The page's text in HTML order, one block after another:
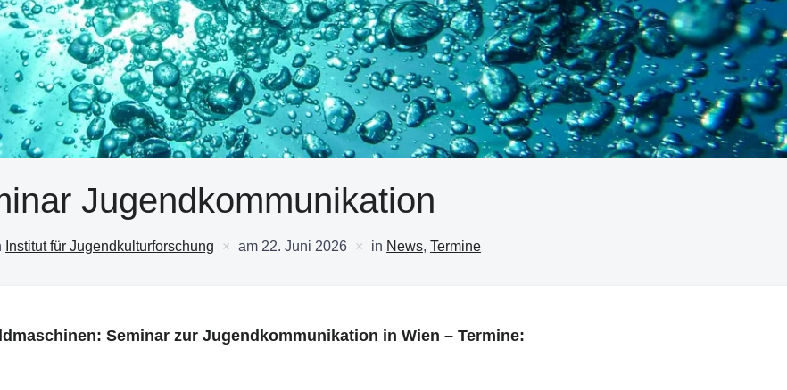
Jugendkommunikation
Institut für Jugendkulturforschung am 22. Juni 2026 in News, Termine
Seminar zur Jugendkommunikation in Wien – Termine: